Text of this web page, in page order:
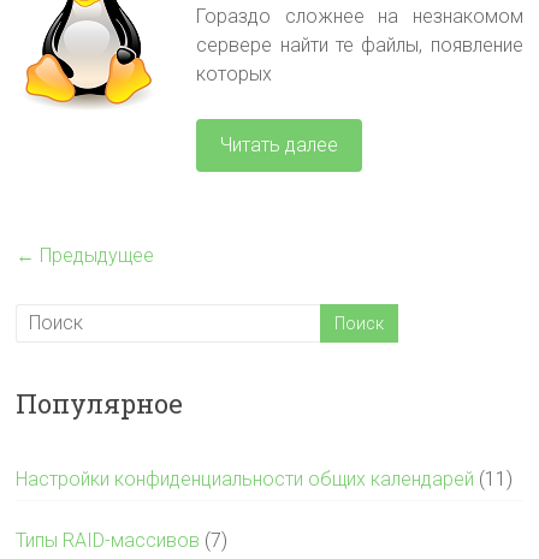
Гораздо сложнее на незнакомом
сервере найти те файлы, появление
которых
Читать далее
← Предыдущее
Популярное
Настройки конфиденциальности общих календарей (11)
Типы RAID-массивов (7)